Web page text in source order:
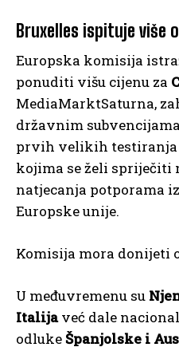
Bruxelles ispituje više
Europska komisija
ponuditi višu cijenu za
MediaMarktSaturna,
državnim
prvih velikih
kojima se želi spriječiti
natjecanja potporama
Europske unije.
Komisija mora donijeti
U međuvremenu su
Italijaveć dale
odlukeŠpanjolske i